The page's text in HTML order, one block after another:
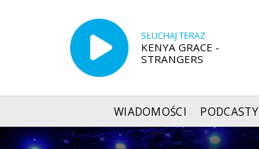
SŁUCHAJ TERAZ
KENYA GRACE -
STRANGERS
WIADOMOŚCI PODCASTY